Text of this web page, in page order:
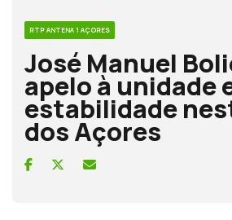
RTP ANTENA 1 AÇORES
José Manuel
apelo à unidade
estabilidade
dos Açores